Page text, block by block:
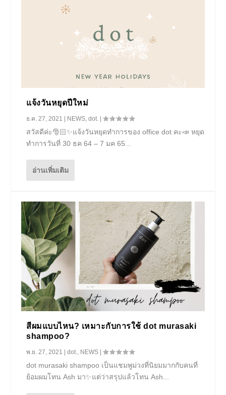
แจ้งวันหยุดปีใหม่
ธ.ค. 27, 2021 | NEWS ,dot. |
สวัสดีค่ะ🎅🏻✨แจ้งวันหยุดทำการของ office dot คะ📣 หยุด
ทำการวันที่ 30 ธค 64 – 7 มค 65...
อ่านเพิ่มเติม
สีผมแบบไหน? เหมาะกับการใช้ dot murasaki
shampoo?
พ.ย. 27, 2021 |dot., NEWS |
dot murasaki shampoo เป็นแชมพูม่วงที่นิยมมากกับคนที่
ย้อมผมโทน Ash มา✨แต่ว่าสรุปแล้วโทน Ash...